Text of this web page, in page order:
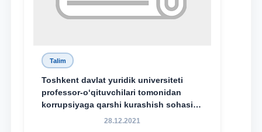
Talim
Toshkent davlat yuridik universiteti
professor-o‘qituvchilari tomonidan
korrupsiyaga qarshi kurashish sohasida
amalga oshirilayotgan islohotlar hamda
28.12.2021